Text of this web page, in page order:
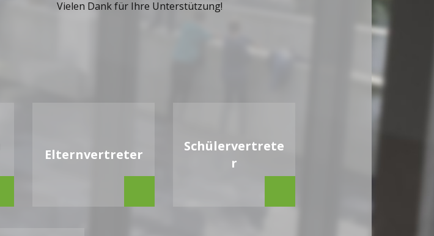
Vielen Dank für Ihre Unterstützung!
Elternvertreter
Schülervertrete
r